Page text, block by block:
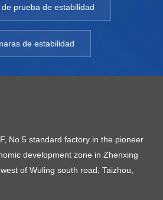
prueba de estabilidad
de estabilidad
No.5 standard factory in the pioneer
development zone in Zhenxing
of Wuling south road, Taizhou,